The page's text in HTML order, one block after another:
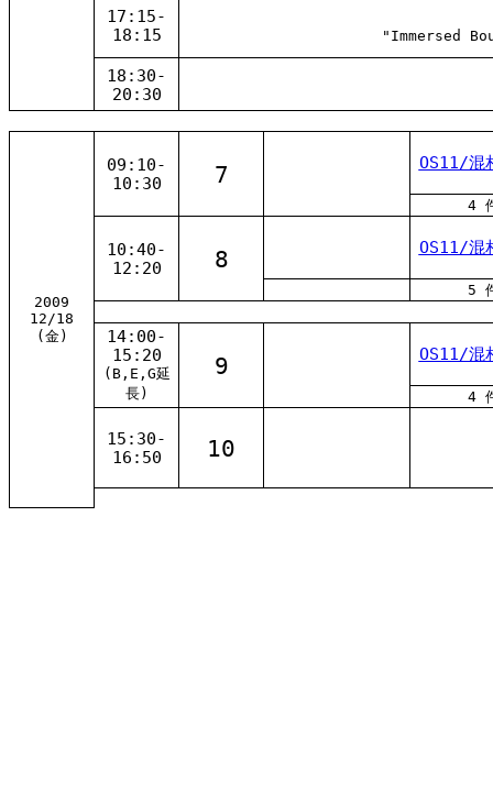
17:15-
18:15
"Immersed
18:30-
20:30
2009
12/18
(金)
09:10-
10:30
7 OS11/混
4
10:40-
12:20
8 OS11/混
5
14:00-
15:20
(B,E,G延
長)
9 OS11/混
4
15:30-
16:50
10